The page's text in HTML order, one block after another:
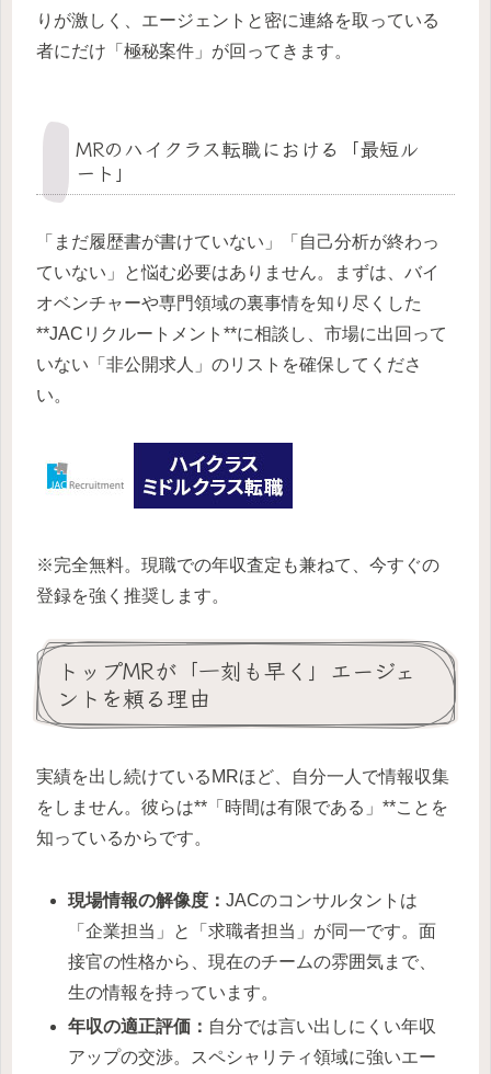
りが激しく、エージェントと密に連絡を取っている
者にだけ「極秘案件」が回ってきます。
MRのハイクラス転職における「最短ル
ート」
「まだ履歴書が書けていない」「自己分析が終わっ
ていない」と悩む必要はありません。まずは、バイ
オベンチャーや専門領域の裏事情を知り尽くした
**JACリクルートメント**に相談し、市場に出回って
いない「非公開求人」のリストを確保してくださ
い。
※完全無料。現職での年収査定も兼ねて、今すぐの
登録を強く推奨します。
トップMRが「一刻も早く」エージェ
ントを頼る理由
実績を出し続けているMRほど、自分一人で情報収集
をしません。彼らは**「時間は有限である」**ことを
知っているからです。
現場情報の解像度：JACのコンサルタントは
「企業担当」と「求職者担当」が同一です。面
接官の性格から、現在のチームの雰囲気まで、
生の情報を持っています。
年収の適正評価： 自分では言い出しにくい年収
アップの交渉。スペシャリティ領域に強いエー